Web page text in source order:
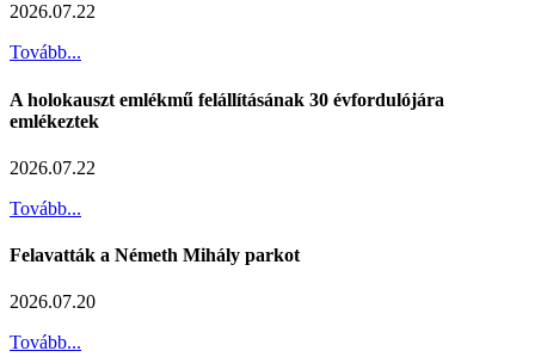
2026.07.22
Tovább...
A holokauszt emlékmű felállításának 30 évfordulójára
emlékeztek
2026.07.22
Tovább...
Felavatták a Németh Mihály parkot
2026.07.20
Tovább...